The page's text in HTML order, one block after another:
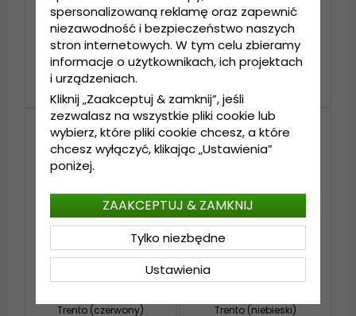
Kapelusze - Brixton
Gain Fedora Wool
(czarny)
289 zl359 zl
Hattar - Faustmann
Perugia (natur-brun)
Trento (czerwony)
Trento (niebieski)
spersonalizowaną reklamę oraz zapewnić
niezawodność i bezpieczeństwo naszych
stron internetowych. W tym celu zbieramy
informacje o użytkownikach, ich projektach
i urządzeniach.
Kliknij „Zaakceptuj & zamknij”, jeśli
zezwalasz na wszystkie pliki cookie lub
wybierz, które pliki cookie chcesz, a które
chcesz wyłączyć, klikając „Ustawienia”
poniżej.
Ustawienia
Tylko niezbędne
ZAAKCEPTUJ & ZAMKNIJ